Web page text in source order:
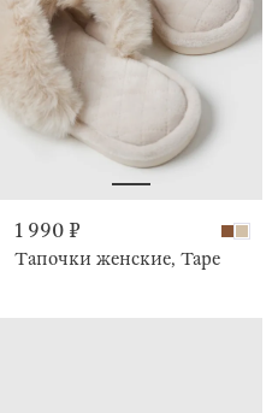
1 990 ₽
Тапочки женские, Tape